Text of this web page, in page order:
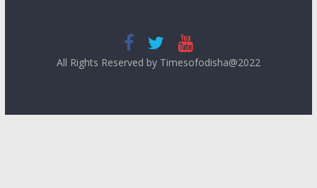
All Rights Reserved by Timesofodisha@2022